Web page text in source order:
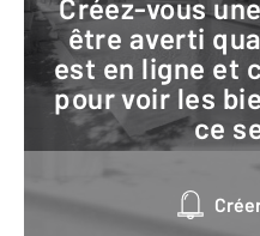
Créez-vous une alerte mail pour
être averti
est en ligne et
pour voir les
ce